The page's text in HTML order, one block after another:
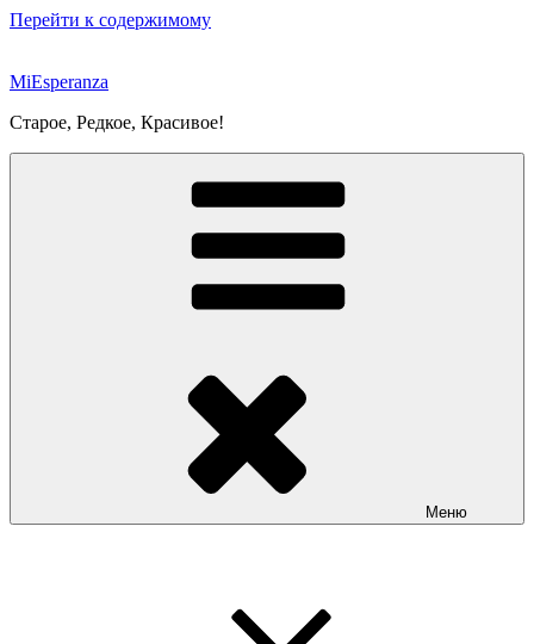
Перейти к содержимому
MiEsperanza
Старое, Редкое, Красивое!
Меню